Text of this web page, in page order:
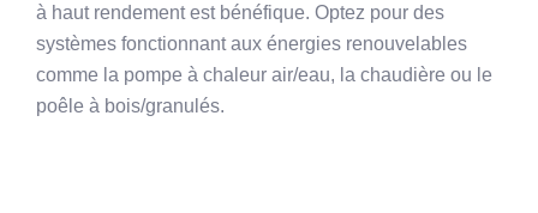
à haut rendement est bénéfique. Optez pour des
systèmes fonctionnant aux énergies renouvelables
comme la pompe à chaleur air/eau, la chaudière ou le
poêle à bois/granulés.